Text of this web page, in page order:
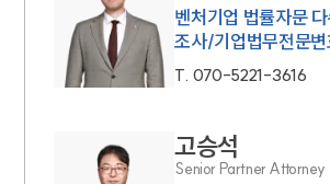
벤처기업 법률자문
조사/기업법무전문
T. 070-5221-3616
고승석
Senior Partner Attorney